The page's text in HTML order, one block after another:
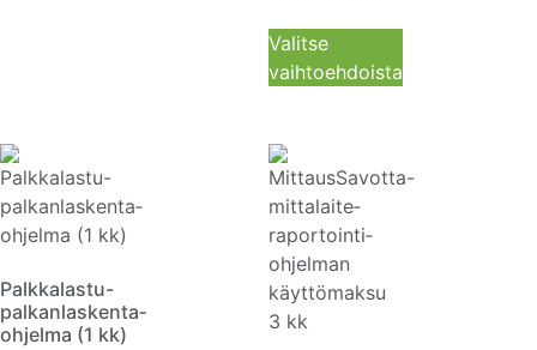
Valitse
vaihtoehdoista
Palkkalastu-
palkanlaskenta­
ohjelma (1 kk)